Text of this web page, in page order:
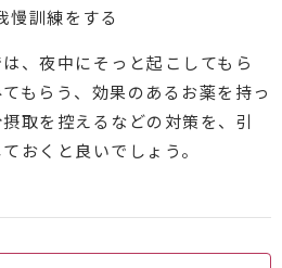
慢訓練をする
、夜中にそっと起こしてもら
もらう、効果のあるお薬を持っ
取を控えるなどの対策を、引
おくと良いでしょう。